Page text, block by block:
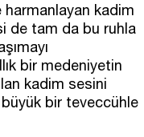
harmanlayan kadim
de tam da bu ruhla
bir medeniyetin
kadim sesini
büyük bir teveccühle